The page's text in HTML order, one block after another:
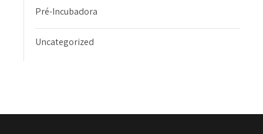
Pré-Incubadora
Uncategorized